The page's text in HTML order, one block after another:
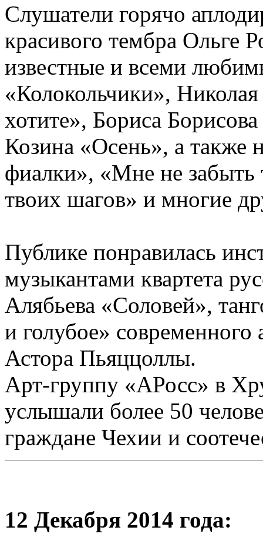
Слушатели горячо
красивого тембра Ольге
известные и всеми
«Колокольчики»,
хотите», Бориса
Козина «Осень», а также
фиалки», «Мне не забыть
твоих шагов» и многие
Публике понравилась
музыкантами квартета
Алябьева «Соловей»,
и голубое» современного
Астора Пьяццоллы.
Арт-группу «АРосс» в
услышали более 50
граждане Чехии и
12 Декабря 2014 года: